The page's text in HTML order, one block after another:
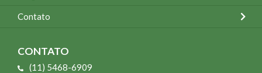
Contato
CONTATO
(11) 5468-6909